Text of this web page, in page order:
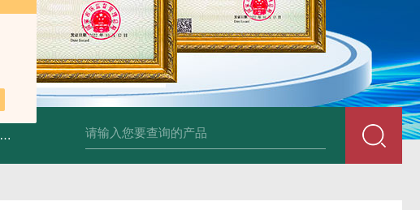
34860-4L-Rsigma 甲醇 67-